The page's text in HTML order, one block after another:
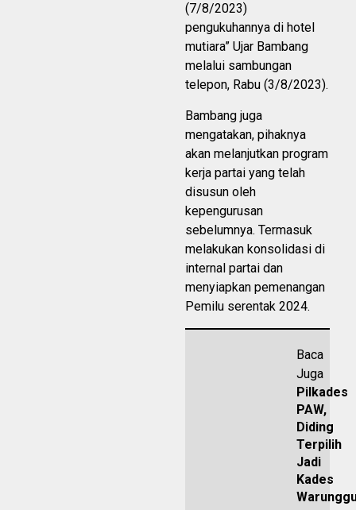
(7/8/2023)
pengukuhannya di hotel
mutiara” Ujar Bambang
melalui sambungan
telepon, Rabu (3/8/2023).
Bambang juga
mengatakan, pihaknya
akan melanjutkan program
kerja partai yang telah
disusun oleh
kepengurusan
sebelumnya. Termasuk
melakukan konsolidasi di
internal partai dan
menyiapkan pemenangan
Pemilu serentak 2024.
Baca
Juga
Pilkades
PAW,
Diding
Terpilih
Jadi
Kades